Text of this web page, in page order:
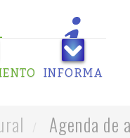
INFORMA
Agenda de